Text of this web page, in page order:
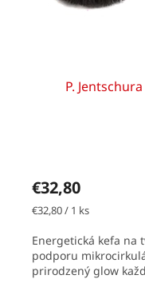
P.
€32,80
Jednotková
€32,80 / 1 ks
Energetická kefa na
podporu
prirodzený glow